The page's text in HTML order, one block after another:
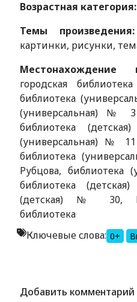
Возрастная категория:
Темы произведения:
картинки, рисунки,
Местонахождение
городская
библиотека
(универсальная) №
библиотека
(универсальная) №
библиотека
Рубцова, библиотека
библиотека
(детская) № 30,
библиотека
Ключевые слова: 0+
Добавить комментарий